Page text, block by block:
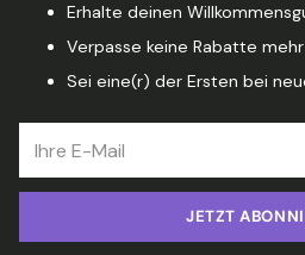
Erhalte deinen
Verpasse keine Rabatte mehr
Sei eine(r) der Ersten bei
E-
Mail
JETZT